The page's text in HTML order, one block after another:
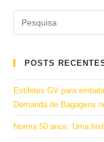
POSTS
Estiletes GV para
Demanda de Bagagens
Norma 50 anos: Uma